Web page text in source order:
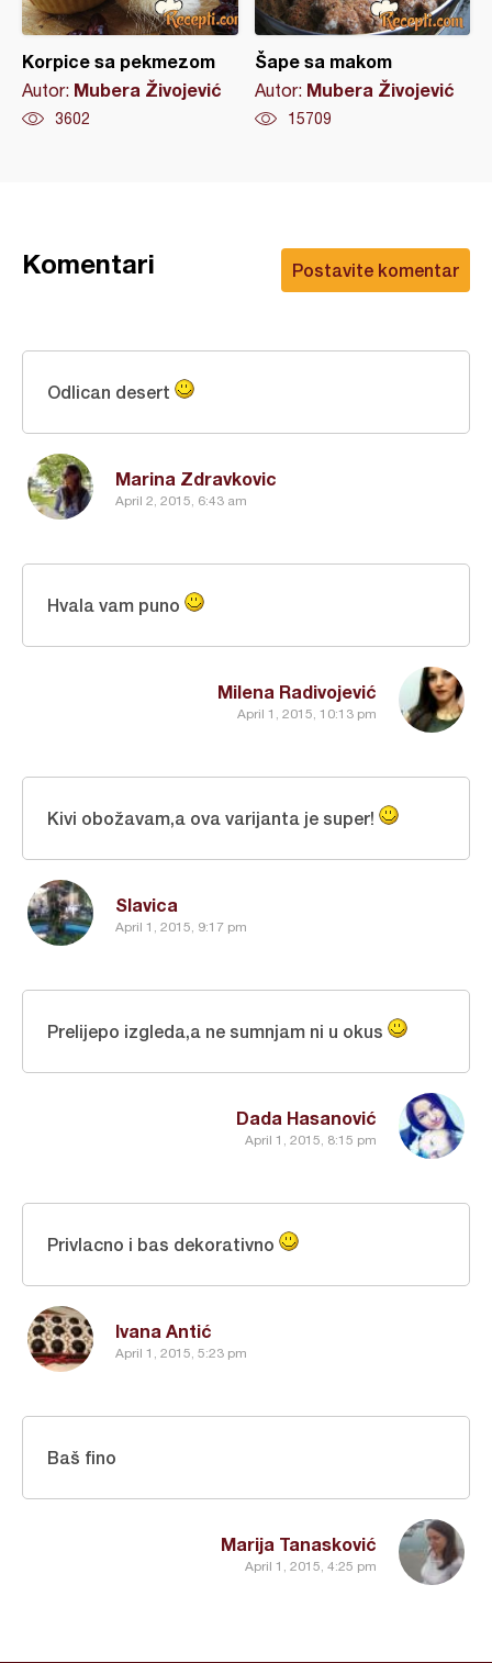
Korpice sa pekmezom
Autor: Mubera Živojević
3602
Šape sa makom
Autor: Mubera Živojević
15709
Postavite komentar
Komentari
Marina Zdravkovic
April 2, 2015, 6:43 am
Odlican desert
Milena Radivojević
April 1, 2015, 10:13 pm
Hvala vam puno
Slavica
April 1, 2015, 9:17 pm
Kivi obožavam,a ova varijanta je super!
Dada Hasanović
April 1, 2015, 8:15 pm
Prelijepo izgleda,a ne sumnjam ni u okus
Ivana Antić
April 1, 2015, 5:23 pm
Privlacno i bas dekorativno
Marija Tanasković
April 1, 2015, 4:25 pm
Baš fino